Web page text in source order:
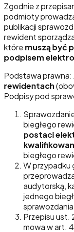
Zgodnie z
podmioty
publikacji
rewident
które muszą być
podpisem
Podstawa prawna:
rewidentach
Podpisy pod
biegłego
postaci
biegłego
W przypadku
audytorską,
jednego
Przepisu ust.
mowa w art.